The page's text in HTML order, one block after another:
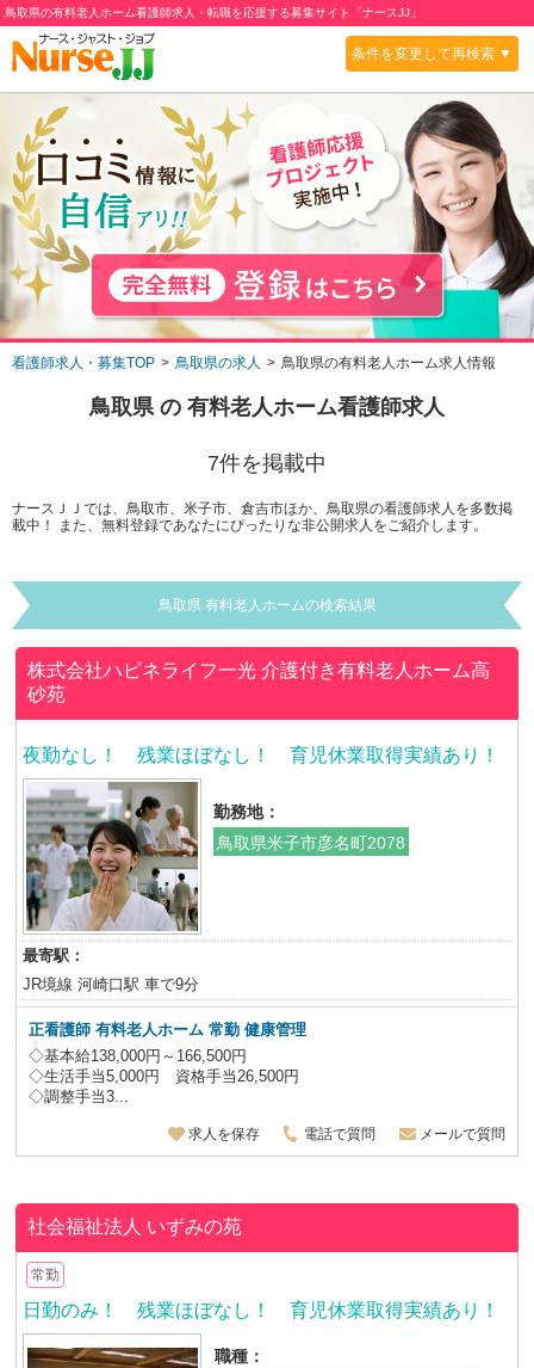
鳥取県の有料老人ホーム看護師求人・転職を応援する募集サイト「ナースJJ」
条件を変更して再検索 ▼
看護師求人・募集TOP 鳥取県の求人 鳥取県の有料老人ホーム求人情報
鳥取県の 有料老人ホーム看護師求人
7件を掲載中
ナースＪＪでは、鳥取市、米子市、倉吉市ほか、鳥取県の看護師求人を多数掲
載中！ また、無料登録であなたにぴったりな非公開求人をご紹介します。
鳥取県 有料老人ホームの検索結果
株式会社ハピネライフ一光介護付き有料老人ホーム高
砂苑
夜勤なし！ 残業ほぼなし！ 育児休業取得実績あり！
勤務地：
鳥取県米子市彦名町2078
最寄駅：
JR境線 河崎口駅 車で9分
正看護師 有料老人ホーム常勤 健康管理
◇基本給138,000円～166,500円
◇生活手当5,000円 資格手当26,500円
◇調整手当3...
求人を保存 電話で質問 メールで質問
社会福祉法人 いずみの苑
常勤
日勤のみ！ 残業ほぼなし！ 育児休業取得実績あり！
職種：